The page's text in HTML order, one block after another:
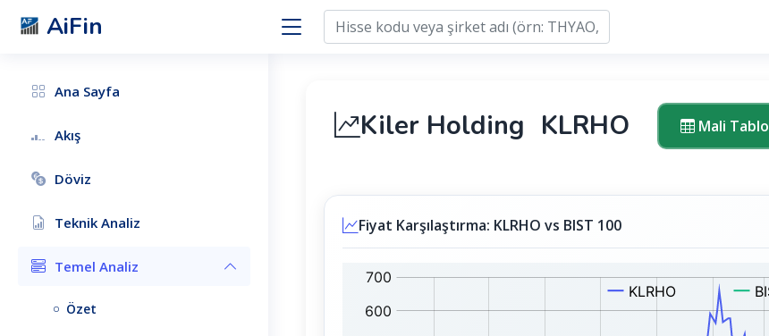
AiFin
Ana Sayfa
Akış
Döviz
Teknik Analiz
Temel Analiz
Özet
Kiler Holding KLRHO Mali Tablo
Fiyat Karşılaştırma: KLRHO vs BIST 100